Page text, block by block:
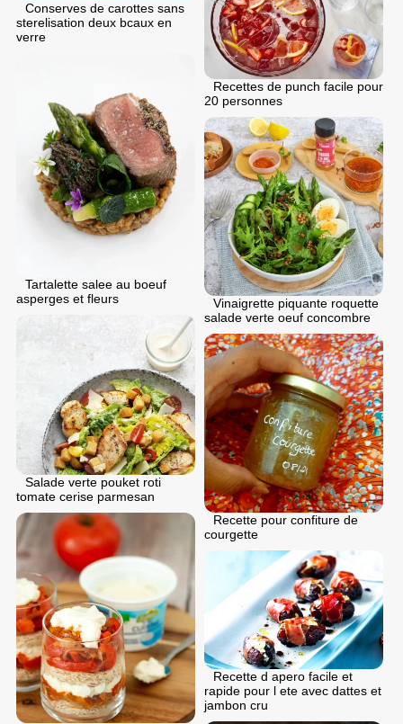
Conserves de carottes sans
sterelisation deux bcaux en
verre
Recettes de punch facile pour
20 personnes
Tartalette salee au boeuf
asperges et fleurs
Vinaigrette piquante roquette
salade verte oeuf concombre
Salade verte pouket roti
tomate cerise parmesan
Recette pour confiture de
courgette
Recette d apero facile et
rapide pour l ete avec dattes et
jambon cru